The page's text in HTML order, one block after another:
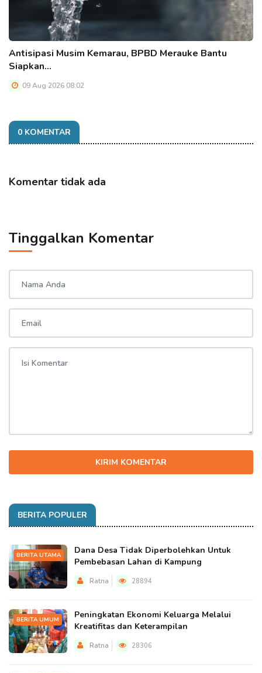
Antisipasi Musim Kemarau, BPBD Merauke Bantu
Siapkan…
09 Aug 2026 08:02
0 KOMENTAR
Komentar tidak ada
Tinggalkan Komentar
KIRIM KOMENTAR
BERITA POPULER
BERITA UTAMA
Dana Desa Tidak Diperbolehkan Untuk
Pembebasan Lahan di Kampung
Ratna 28894
BERITA UMUM
Peningkatan Ekonomi Keluarga Melalui
Kreatifitas dan Keterampilan
Ratna 28306